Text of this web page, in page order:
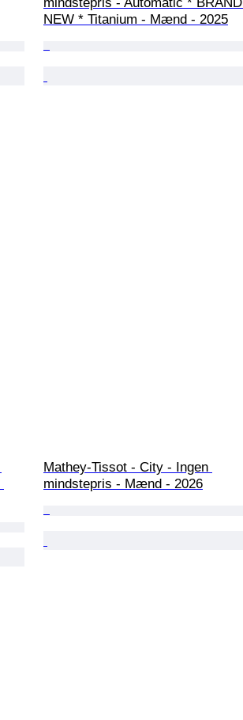
NEW * Titanium - Mænd - 2025
Mathey-Tissot - City - Ingen
mindstepris - Mænd - 2026